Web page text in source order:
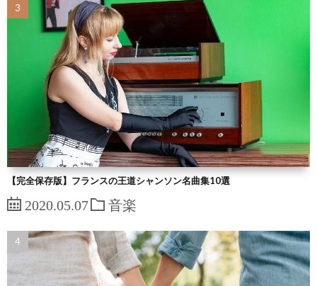
【完全保存版】フランスの王道シャンソン名曲集10選
2020.05.07 音楽